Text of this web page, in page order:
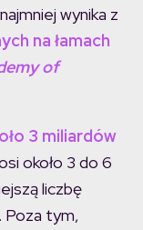
wynika z
na łamach
of
3 miliardów
około 3 do 6
liczbę
Poza tym,